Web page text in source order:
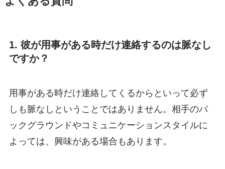
1. 彼が用事がある時だけ連絡するのは脈なし
ですか？
用事がある時だけ連絡してくるからといって必ず
しも脈なしということではありません。相手のバ
ックグラウンドやコミュニケーションスタイルに
よっては、興味がある場合もあります。